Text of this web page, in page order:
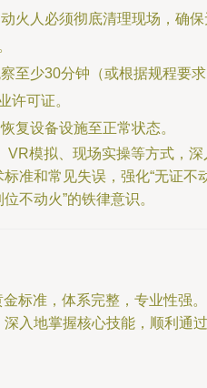
火人必须彻底清理现场，确保
至少30分钟（或根据规程要
许可证。
复设备设施至正常状态。
VR模拟、现场实操等方式，深
准和常见失误，强化“无证不
不动火”的铁律意识。
标准，体系完整，专业性强。
入地掌握核心技能，顺利通过